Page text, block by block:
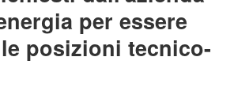
per essere
posizioni tecnico-